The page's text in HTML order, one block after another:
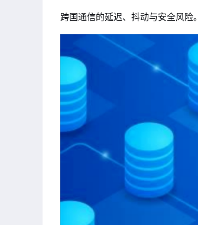
跨国通信的延迟、抖动与安全风险。